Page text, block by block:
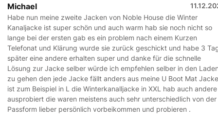
Michael
Habe nun meine zweite Jacken von Noble House die Winter
Kanaljacke ist super schön und auch warm hab sie noch nicht so
lange bei der ersten gab es ein problem nach einem Kurzen
Telefonat und Klärung wurde sie zurück geschickt und habe 3
später eine andere erhalten super und danke für die schnelle
Lösung zur Jacke selber würde ich empfehlen selber in den
zu gehen den jede Jacke fällt anders aus meine U Boot Mat Jacke
ist zum Beispiel in L die Winterkanalljacke in XXL hab auch andere
ausprobiert die waren meistens auch sehr unterschiedlich von der
Passform lieber persönlich vorbeikommen und probieren .